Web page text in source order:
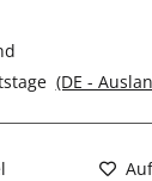
(DE -